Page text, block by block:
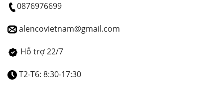
0876976699
alencovietnam@gmail.com
Hỗ trợ 22/7
T2-T6: 8:30-17:30